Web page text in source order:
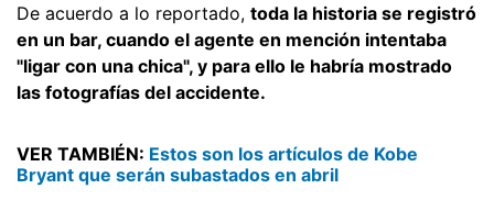
De acuerdo a lo reportado, toda la historia se registró
en un bar, cuando el agente en mención intentaba
"ligar con una chica", y para ello le habría mostrado
las fotografías del accidente.
VER TAMBIÉN: Estos son los artículos de Kobe
Bryant que serán subastados en abril